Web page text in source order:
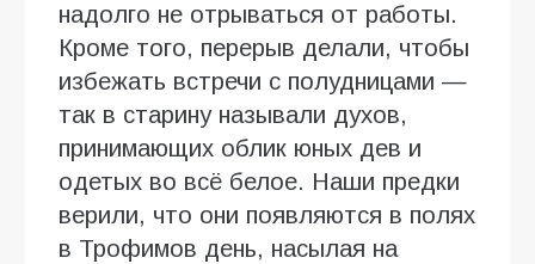
надолго не отрываться от работы.
Кроме того, перерыв делали, чтобы
избежать встречи с полудницами —
так в старину называли духов,
принимающих облик юных дев и
одетых во всё белое. Наши предки
верили, что они появляются в полях
в Трофимов день, насылая на